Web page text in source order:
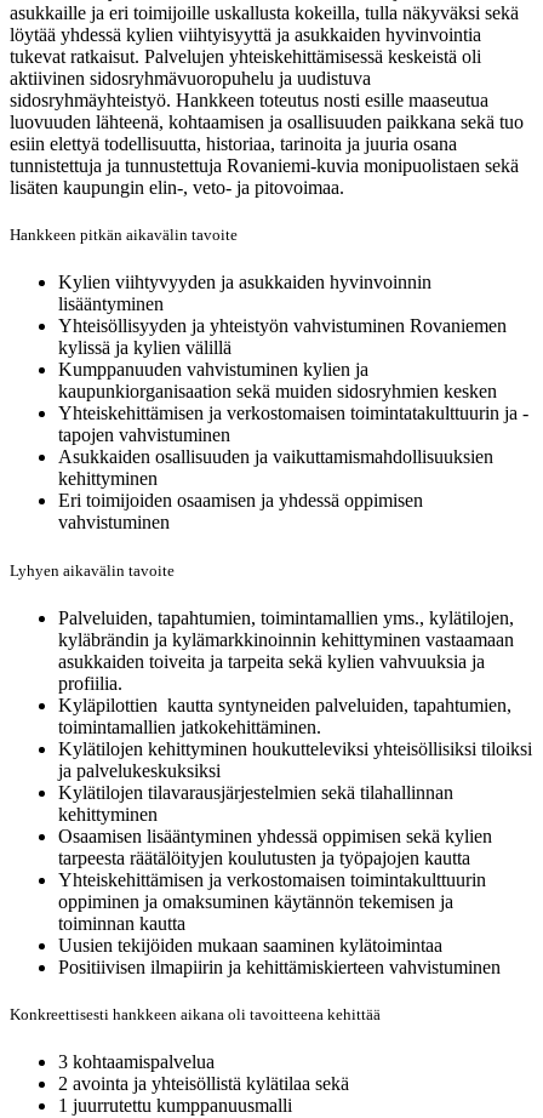
asukkaille ja eri toimijoille uskallusta kokeilla, tulla näkyväksi sekä
löytää yhdessä kylien viihtyisyyttä ja asukkaiden hyvinvointia
tukevat ratkaisut. Palvelujen yhteiskehittämisessä keskeistä oli
aktiivinen sidosryhmävuoropuhelu ja uudistuva
sidosryhmäyhteistyö. Hankkeen toteutus nosti esille maaseutua
luovuuden lähteenä, kohtaamisen ja osallisuuden paikkana sekä tuo
esiin elettyä todellisuutta, historiaa, tarinoita ja juuria osana
tunnistettuja ja tunnustettuja Rovaniemi-kuvia monipuolistaen sekä
lisäten kaupungin elin-, veto- ja pitovoimaa.
Hankkeen pitkän aikavälin tavoite
Kylien viihtyvyyden ja asukkaiden hyvinvoinnin
lisääntyminen
Yhteisöllisyyden ja yhteistyön vahvistuminen Rovaniemen
kylissä ja kylien välillä
Kumppanuuden vahvistuminen kylien ja
kaupunkiorganisaation sekä muiden sidosryhmien kesken
Yhteiskehittämisen ja verkostomaisen toimintatakulttuurin ja -
tapojen vahvistuminen
Asukkaiden osallisuuden ja vaikuttamismahdollisuuksien
kehittyminen
Eri toimijoiden osaamisen ja yhdessä oppimisen
vahvistuminen
Lyhyen aikavälin tavoite
Palveluiden, tapahtumien, toimintamallien yms., kylätilojen,
kyläbrändin ja kylämarkkinoinnin kehittyminen vastaamaan
asukkaiden toiveita ja tarpeita sekä kylien vahvuuksia ja
profiilia.
Kyläpilottien kautta syntyneiden palveluiden, tapahtumien,
toimintamallien jatkokehittäminen.
Kylätilojen kehittyminen houkutteleviksi yhteisöllisiksi tiloiksi
ja palvelukeskuksiksi
Kylätilojen tilavarausjärjestelmien sekä tilahallinnan
kehittyminen
Osaamisen lisääntyminen yhdessä oppimisen sekä kylien
tarpeesta räätälöityjen koulutusten ja työpajojen kautta
Yhteiskehittämisen ja verkostomaisen toimintakulttuurin
oppiminen ja omaksuminen käytännön tekemisen ja
toiminnan kautta
Uusien tekijöiden mukaan saaminen kylätoimintaa
Positiivisen ilmapiirin ja kehittämiskierteen vahvistuminen
Konkreettisesti hankkeen aikana oli tavoitteena kehittää
3 kohtaamispalvelua
2 avointa ja yhteisöllistä kylätilaa sekä
1 juurrutettu kumppanuusmalli